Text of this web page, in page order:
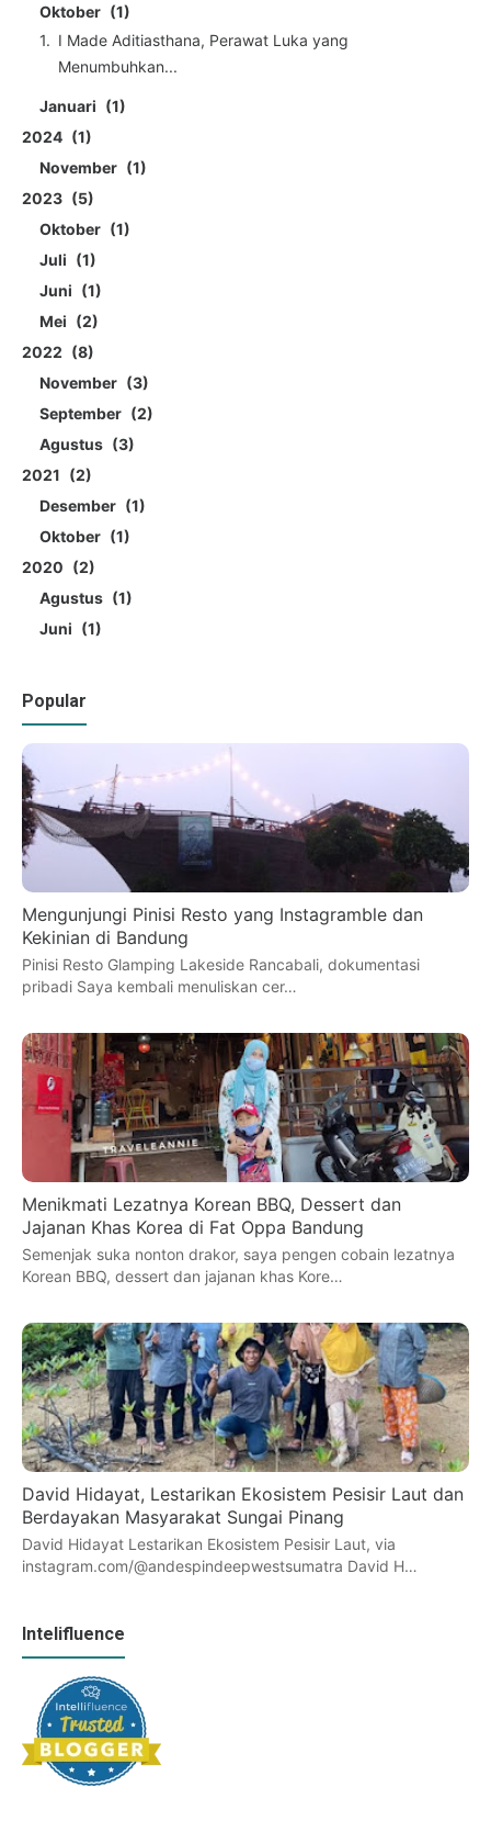
Oktober
1
I Made Aditiasthana, Perawat Luka yang
Menumbuhkan...
Januari
1
2024
1
November
1
2023
5
Oktober
1
Juli
1
Juni
1
Mei
2
2022
8
November
3
September
2
Agustus
3
2021
2
Desember
1
Oktober
1
2020
2
Agustus
1
Juni
1
Popular
Mengunjungi Pinisi Resto yang Instagramble dan
Kekinian di Bandung
Pinisi Resto Glamping Lakeside Rancabali, dokumentasi
pribadi Saya kembali menuliskan cer…
Menikmati Lezatnya Korean BBQ, Dessert dan
Jajanan Khas Korea di Fat Oppa Bandung
Semenjak suka nonton drakor, saya pengen cobain lezatnya
Korean BBQ, dessert dan jajanan khas Kore…
David Hidayat, Lestarikan Ekosistem Pesisir Laut dan
Berdayakan Masyarakat Sungai Pinang
David Hidayat Lestarikan Ekosistem Pesisir Laut, via
instagram.com/@andespindeepwestsumatra David H…
Intelifluence